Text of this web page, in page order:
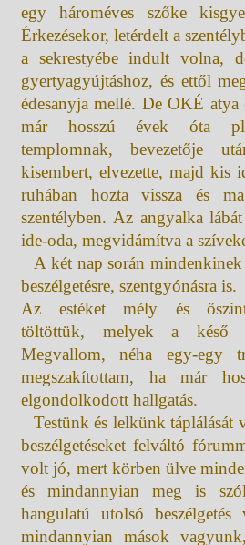
egy hároméves szőke
Érkezésekor, letérdelt a
a sekrestyébe indult volna,
gyertyagyújtáshoz, és ettől
édesanyja mellé. De OKÉ
már hosszú évek óta
templomnak, bevezetője
kisembert, elvezette, majd kis
ruhában hozta vissza és
szentélyben. Az angyalka
ide-oda, megvidámítva a
A két nap során
beszélgetésre, szentgyónásra is.
Az estéket mély és
töltöttük, melyek a késő
Megvallom, néha egy-egy
megszakítottam, ha már
elgondolkodott hallgatás.
Testünk és lelkünk táplálását
beszélgetéseket felváltó
volt jó, mert körben ülve
és mindannyian meg is
hangulatú utolsó
mindannyian mások